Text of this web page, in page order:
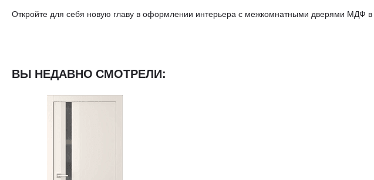
Откройте для себя новую главу в оформлении интерьера с межкомнатными дверями МДФ
ВЫ НЕДАВНО СМОТРЕЛИ: